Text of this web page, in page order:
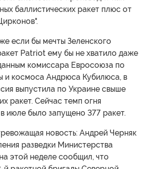
баллистических ракет плюс от
если бы мечты Зеленского
Patriot ему бы не хватило даже
комиссара Евросоюза по
и космоса Андрюса Кубилюса, в
выпустила по Украине свыше
ракет. Сейчас темп огня
июле было запущено 377 ракет.
новость: Андрей Черняк
разведки Министерства
этой неделе сообщил, что